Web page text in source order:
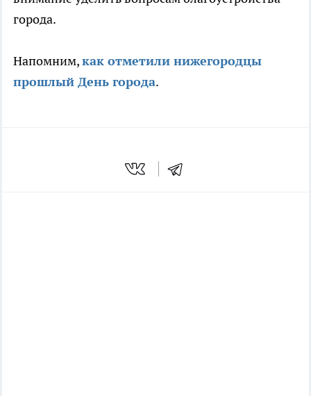
города.
Напомним,как отметили нижегородцы
прошлый День города.